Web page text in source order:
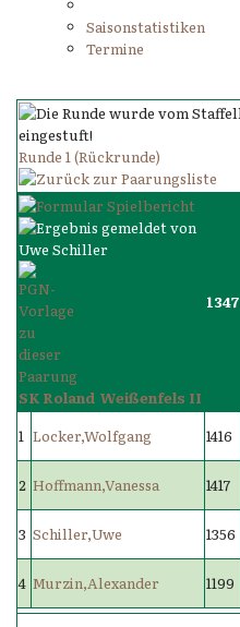
Saisonstatistiken
Termine
Runde 1 (Rückrunde)
SK Roland Weißenfels II
1347
1 Locker,Wolfgang 1416
2 Hoffmann,Vanessa 1417
3 Schiller,Uwe 1356
4 Murzin,Alexander 1199